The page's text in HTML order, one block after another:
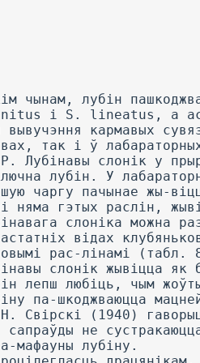
раслін Батанічнага саду АН БССР. Лубінавы слонік у прыродных умовах пры адначасовай наяўнасці рада бабовых раслін выбірае выключна лубін. У лабараторных умовах назіраецца тое-ж самае, але пры адсутнасці лубіну слонік у першую чаргу пачынае жы-віцца ракітнікам (Cytisus), жоўтазелем (Genista) або баркуном (Melil’otus). Калі няма гэтых раслін, жывіцца і некаторымі іншымі, але менш ахвотна. Лубінавага слоніка можна разглядаць як алігафага— спецыфічнага шкодніка лубіну, чаго нельга сказаць аб астатніх відах клубяньковых доўганосікаў, якія шкодзяць лубіну, бо яны жывяцца і многімі іншымі бабовымі рас-лінамі (табл. 8). Лубінавы слонік жывіцца як безалкалоіднымі, так і алкалоіднымі сартамі лубіну, прычым вузкалісты лубін лепш любіць, чым жоўты, незалежна ёсць ці няма ў ім алкалоіда. Думка, што безалкалоідныя сарты лубіну па-шкоджваюцца мацней, чым горкія (Васільеў, 1936; Су-гак, 1938), памылковая. Я. Н. Свірскі (1940) гаворыць, што алкалоіды з’яў-ляюцца ахоўным сродкам расліны супраць шкоднікаў. Тлі сапраўды не сустракаюцца на алкалоідных формах лубіну, але яны не адзіныя праДстаўнікі шкоднай энта-мафауны лубіну. У процілегласць драцянікам, растковым мухам, соўцы-гаме і інш., якія ў аднолькавай ступені пашкоджваюць усе формы лубіну, S. griseus выбірае вузкалісты лубін, г. зн. пэўны від роду Lupinus, але не ступень алкалоіднасці. Напрыклад, у 1948 г. на тэрыторыі в. Сляпянкі Мінсікага раёна быў пасеян лубін горкі (вузкалісты) і кармавы (жоўты). Пасевы іх чаргаваліся ў выглядзе вузкіх доўгіх 57 T a б л і ц a 8 Доўганосікі р. Sitona, якія пашкоджваюць лубін, і іх кармавыя расліны Расліны S. griseus S. crinitus S. lineatus Лубін + + Люцэрна + пры адсутнасці лубіну + 4- Віка + нязначна Ракітнік + пры адсутнасці лубіну + Melilotus + Genista + Эспарцэт + неахвотна -1_ Сырадэля — + 4- I арох — -L —і— Пялюшка — + + Соя — Lotus — Арахіс — -L Нут — + Пажытнік — + Канюшына — + + Боб — + Чына — + + Astragalus — + + 3 а ў в а г а: +жывіцца, —не жывіцца. дзялянак (2X36 м). Нягледзячы на тое, што былі ўсе магчымасці для свабоднага пераходу шкоднікаў з дзя-лянкі на дзялянку, аказалася, што лубінавы доўганосік у асноўным на ўсіх чатырох паўторнасцях выбіраў горкі вузкалісты лубін (табл. 9 і рыс. 16). Гэта-ж пацвердзілася і летам 1951 г. У гаспадарцы «Бараўляны» быў пасеян вузкалісты горкі лубін (сорт мясцовы) у сумесі з жоўтым горкім і жоўтым безалка-лоідным. У вялікай ступені пашкоджан быў толькі вуз-калісты горкі лубін (на 100%), ад лісцяў якога засталіся адны